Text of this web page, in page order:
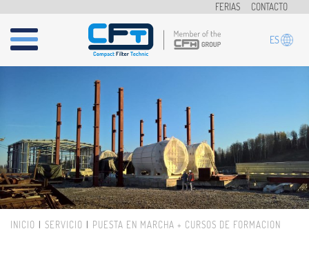
FERIAS CONTACTO
ES
INICIO SERVICIO PUESTA EN MARCHA + CURSOS DE FORMACIÓN